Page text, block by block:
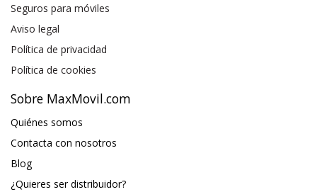
Seguros para móviles
Aviso legal
Política de privacidad
Política de cookies
Sobre MaxMovil.com
Quiénes somos
Contacta con nosotros
Blog
¿Quieres ser distribuidor?